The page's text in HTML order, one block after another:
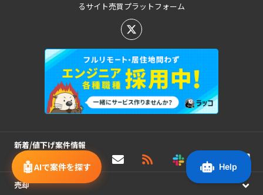
🤖AIで案件を探す
るサイト売買プラットフォーム
新着/値下げ案件情報
売却